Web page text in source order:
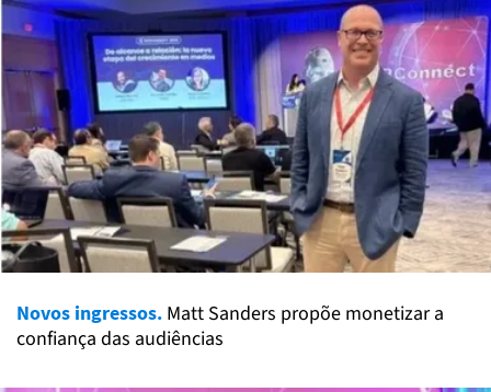
Novos ingressos. Matt Sanders propõe monetizar a
confiança das audiências